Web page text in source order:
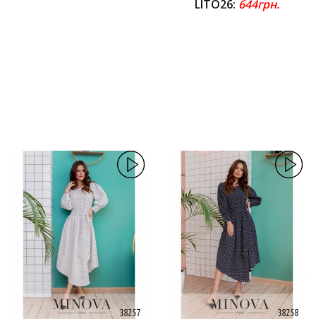
LITO26: 644грн.